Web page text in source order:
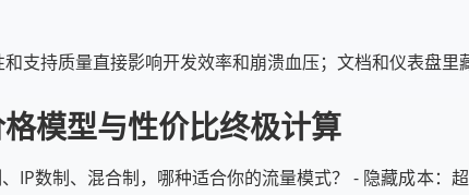
支持质量直接影响开发效率和崩溃血压；文档和仪表盘里
模型与性价比终极计算
IP数制、混合制，哪种适合你的流量模式？ - 隐藏成本